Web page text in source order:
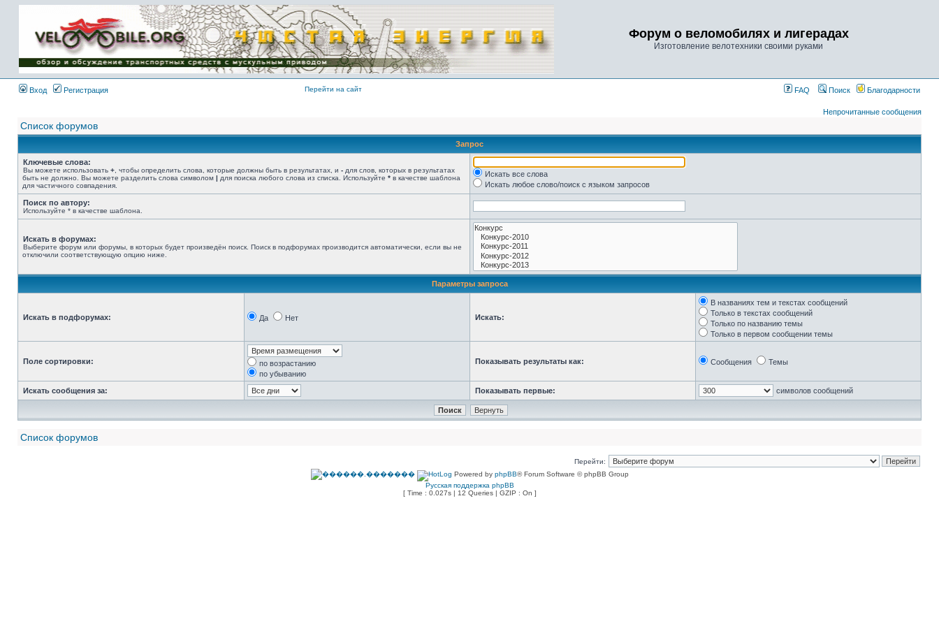
Имя пользователя:
Пароль:
{ LOG_ME_IN_SHORT
}
Форум о веломобилях и лигерадах
Изготовление велотехники своими руками
Вход Регистрация Перейти на сайт FAQ Поиск Благодарности
Непрочитанные сообщения
Список форумов
Запрос
Ключевые слова:
Вы можете использовать + , чтобы определить слова, которые должны быть в результатах, и - для слов, которых в результатах
быть не должно. Вы можете разделить слова символом | для поиска любого слова из списка. Используйте * в качестве шаблона
для частичного совпадения.
Искать все слова
Искать любое слово/поиск с языком запросов
Поиск по автору:
Используйте * в качестве шаблона.
Искать в форумах:
Выберите форум или форумы, в которых будет произведён поиск. Поиск в подфорумах производится автоматически, если вы не
отключили соответствующую опцию ниже.
Параметры запроса
Искать в подфорумах: Да Нет Искать:
В названиях тем и текстах сообщений
Только в текстах сообщений
Только по названию темы
Только в первом сообщении темы
Поле сортировки:
по возрастанию
по убыванию
Показывать результаты как: Сообщения Темы
Искать сообщения за: Показывать первые: символов сообщений
Список форумов
Перейти:
Powered by phpBB® Forum Software © phpBB Group
Русская поддержка phpBB
[ Time : 0.027s | 12 Queries | GZIP : On ]